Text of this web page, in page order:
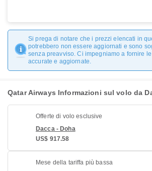
Si prega di notare che i prezzi elencati in
potrebbero non essere aggiornati e sono
senza preavviso. Ci impegniamo a fornire
accurate e aggiornate.
Qatar Airways Informazioni sul volo da
Offerte di volo esclusive
Dacca - Doha
US$ 917.58
Mese della tariffa più bassa